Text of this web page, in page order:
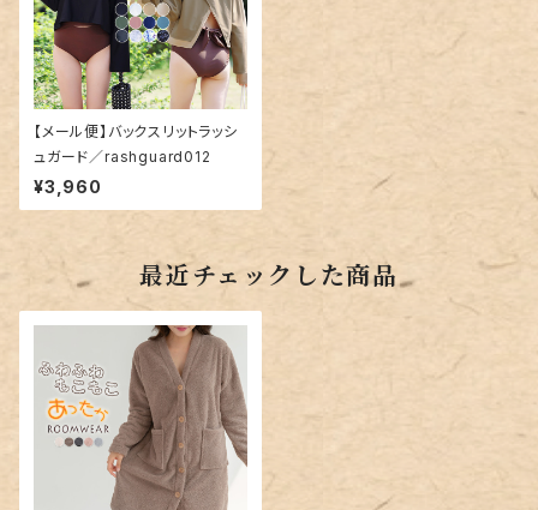
【メール便】バックスリットラッシ
ュガード／rashguard012
¥3,960
最近チェックした商品